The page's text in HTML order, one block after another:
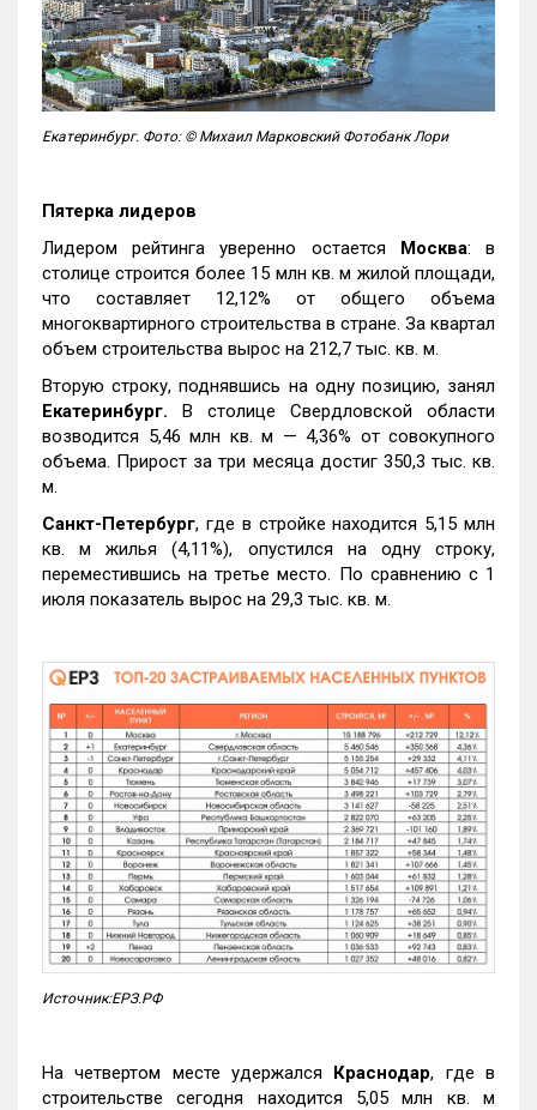
Екатеринбург. Фото: © Михаил Марковский Фотобанк Лори
Пятерка лидеров
Лидером рейтинга уверенно остается Москва: в
столице строится более 15 млн кв. м жилой площади,
что составляет 12,12% от общего объема
многоквартирного строительства в стране. За квартал
объем строительства вырос на 212,7 тыс. кв. м.
Вторую строку, поднявшись на одну позицию, занял
Екатеринбург. В столице Свердловской области
возводится 5,46 млн кв. м — 4,36% от совокупного
объема. Прирост за три месяца достиг 350,3 тыс. кв.
м.
Санкт-Петербург, где в стройке находится 5,15 млн
кв. м жилья (4,11%), опустился на одну строку,
переместившись на третье место. По сравнению с 1
июля показатель вырос на 29,3 тыс. кв. м.
Источник:ЕРЗ.РФ
На четвертом месте удержался Краснодар, где в
строительстве сегодня находится 5,05 млн кв. м